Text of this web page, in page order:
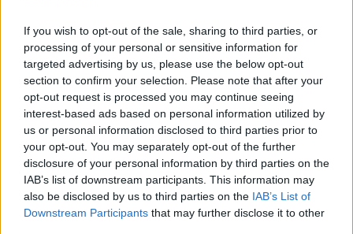
If you wish to opt-out of the sale, sharing to third parties, or
processing of your personal or sensitive information for
targeted advertising by us, please use the below opt-out
section to confirm your selection. Please note that after your
opt-out request is processed you may continue seeing
interest-based ads based on personal information utilized by
us or personal information disclosed to third parties prior to
your opt-out. You may separately opt-out of the further
disclosure of your personal information by third parties on the
IAB’s list of downstream participants. This information may
also be disclosed by us to third parties on the IAB’s List of
Downstream Participants that may further disclose it to other
LIVORNO —Agli agenti della squadra mobile era già noto come
uno degli spacciatori più attivi inpiazza Garibaldie nelle aree
limitrofe. Ieri è stato rintracciato e portato in carcere. Protagonista
della vicenda un uomo di 52 anni.
L'operazione fa seguito ad altri tre arresti effettuati dalla polizia in
zona Garibaldi, due ragazzi e una ragazza poco più che 20enni
trovati in possesso di hashish, cocainae soldi ritenuti provento di
spaccio. All'operazione, spiega la questura, hanno contribuito le
segnalazioni da parte dei cittadini tramite l'appYoupol.